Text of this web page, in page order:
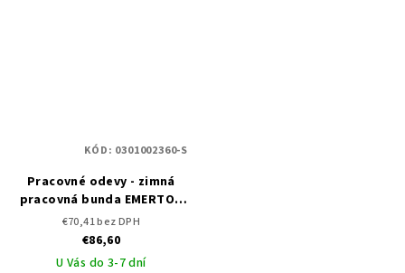
Pracovné odevy - zimná
pracovná bunda EMERTON
BLACK - ČERVA
€70,41 bez DPH
€86,60
U Vás do 3-7 dní
KÓD: 0301002360-S